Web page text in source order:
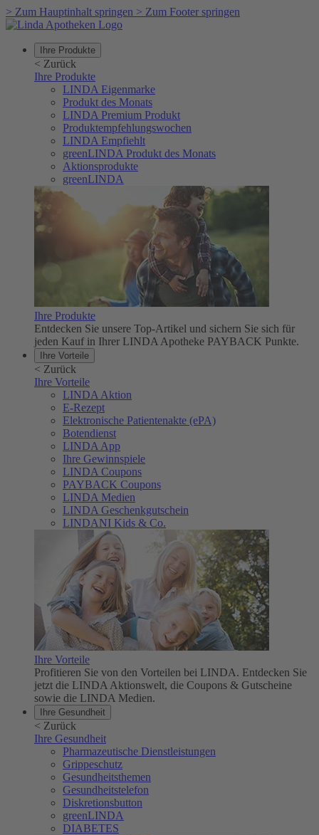
> Zum Hauptinhalt springen > Zum Footer springen
Ihre Produkte
< Zurück
Ihre Produkte
LINDA Eigenmarke
Produkt des Monats
LINDA Premium Produkt
Produktempfehlungswochen
LINDA Empfiehlt
greenLINDA Produkt des Monats
Aktionsprodukte
greenLINDA
Ihre Produkte
Entdecken Sie unsere Top-Artikel und sichern Sie sich für
jeden Kauf in Ihrer LINDA Apotheke PAYBACK Punkte.
Ihre Vorteile
< Zurück
Ihre Vorteile
LINDA Aktion
E-Rezept
Elektronische Patientenakte (ePA)
Botendienst
LINDA App
Ihre Gewinnspiele
LINDA Coupons
PAYBACK Coupons
LINDA Medien
LINDA Geschenkgutschein
LINDANI Kids & Co.
Ihre Vorteile
Profitieren Sie von den Vorteilen bei LINDA. Entdecken Sie
jetzt die LINDA Aktionswelt, die Coupons & Gutscheine
sowie die LINDA Medien.
Ihre Gesundheit
< Zurück
Ihre Gesundheit
Pharmazeutische Dienstleistungen
Grippeschutz
Gesundheitsthemen
Gesundheitstelefon
Diskretionsbutton
greenLINDA
DIABETES